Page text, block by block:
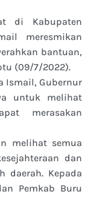
di Kabupaten
meresmikan
bantuan,
(09/7/2022).
Ismail, Gubernur
untuk melihat
merasakan
melihat semua
dan
daerah. Kepada
Pemkab Buru